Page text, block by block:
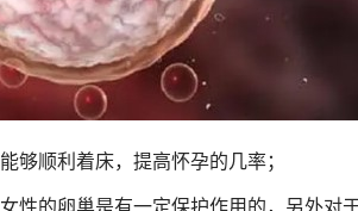
够顺利着床，提高怀孕的几率；
性的卵巢是有一定保护作用的，另外对